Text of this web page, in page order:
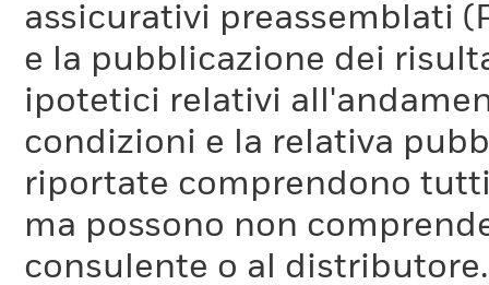
assicurativi preassemblati
e la pubblicazione dei
ipotetici relativi
condizioni e la relativa
riportate comprendono
ma possono non
consulente o al